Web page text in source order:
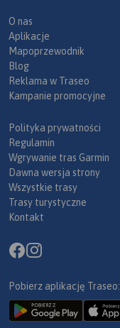
O nas
Aplikacje
Mapoprzewodnik
Blog
Reklama w Traseo
Kampanie promocyjne
Polityka prywatności
Regulamin
Wgrywanie tras Garmin
Dawna wersja strony
Wszystkie trasy
Trasy turystyczne
Kontakt
Pobierz aplikację Traseo: